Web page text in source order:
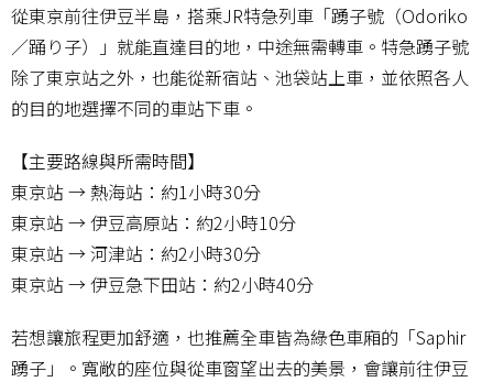
從東京前往伊豆半島，搭乘JR特急列車「踴子號（Odoriko
／踊り子）」就能直達目的地，中途無需轉車。特急踴子號
除了東京站之外，也能從新宿站、池袋站上車，並依照各人
的目的地選擇不同的車站下車。
【主要路線與所需時間】
東京站 → 熱海站：約1小時30分
東京站 → 伊豆高原站：約2小時10分
東京站 → 河津站：約2小時30分
東京站 → 伊豆急下田站：約2小時40分
若想讓旅程更加舒適，也推薦全車皆為綠色車廂的「Saphir
踴子」。寬敞的座位與從車窗望出去的美景，會讓前往伊豆